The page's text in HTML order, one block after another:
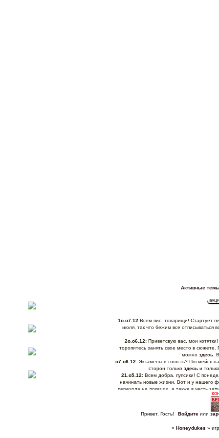
Активные
1о.о7.12:Всем пис, товарищи! Стартует
июля, так что бежим все отписываться
2о.о6.12: Приветсвую вас, мои
торопитесь занять свое место в
можно здесь.
о7.о6.12:Экзамены в тягость? Посмейся
сторон только здесьи
21.о5.12:Всем добра, пупсики! С
начинать новые жизни. Вот и у нашего
перехода на локации, а также в честь
Алоха, сладкие! А у нас
"движуха", где мы будем проводить
флешмоб
что нам необходимо поскорее доиграть
Привет, Гость! Войдитеили
»Honeydukes »